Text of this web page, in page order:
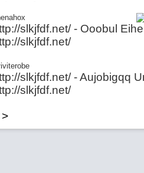
slkjfdf.net/ - Ooobul
slkjfdf.net/
slkjfdf.net/ - Aujobigqq
slkjfdf.net/
>